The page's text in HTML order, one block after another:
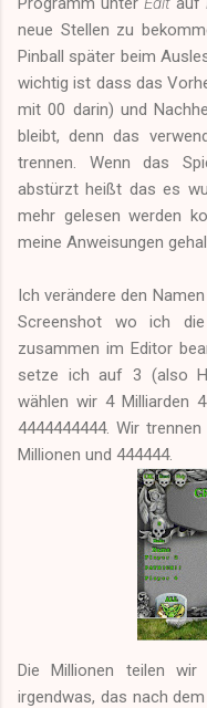
neue Stellen zu
Pinball später beim
wichtig ist dass das
mit 00 darin) und
bleibt, denn das
trennen. Wenn das
abstürzt heißt das es
mehr gelesen werden
meine Anweisungen
Ich verändere den
Screenshot wo ich
zusammen im Editor
setze ich auf 3 (also
wählen wir 4 Milliarden
4444444444. Wir
Millionen und 444444.
Die Millionen teilen
irgendwas, das nach